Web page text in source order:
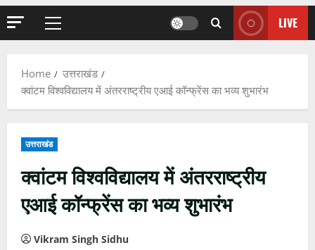
Primary
LIVE
Home
उत्तराखंड
क्वांटम विश्वविद्यालय में अंतरराष्ट्रीय एआई कॉन्फ्रेंस का भव्य शुभारंभ
उत्तराखंड
क्वांटम विश्वविद्यालय में अंतरराष्ट्रीय
एआई कॉन्फ्रेंस का भव्य शुभारंभ
Vikram Singh Sidhu